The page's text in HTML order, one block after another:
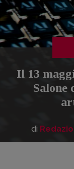
Il 13
Salone
di